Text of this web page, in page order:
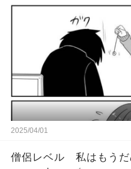
2025/04/01
僧侶レベル 私はもうだ